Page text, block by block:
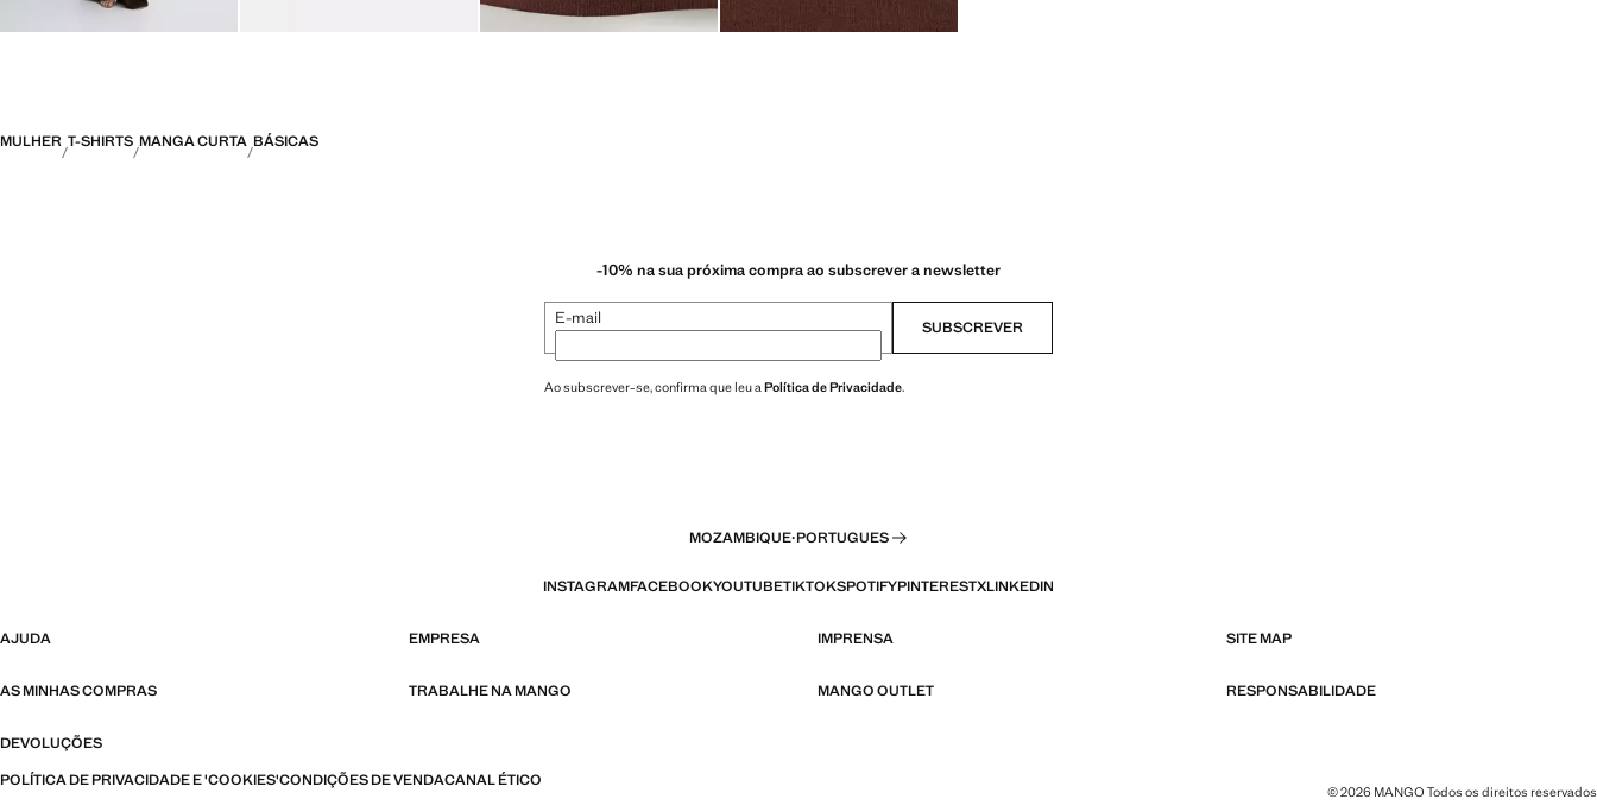
MULHER T-SHIRTS MANGA CURTA BÁSICAS
-10% na sua próxima compra ao subscrever a newsletter
E-mail SUBSCREVER
Ao subscrever-se, confirma que leu aPolítica de Privacidade.
MOZAMBIQUE·PORTUGUES
INSTAGRAMFACEBOOKYOUTUBETIKTOKSPOTIFYPINTERESTXLINKEDIN
AJUDA EMPRESA IMPRENSA SITE MAP
AS MINHAS COMPRAS TRABALHE NA MANGO MANGO OUTLET RESPONSABILIDADE
DEVOLUÇÕES
POLÍTICA DE PRIVACIDADE E 'COOKIES'CONDIÇÕES DE VENDACANAL ÉTICO
© 2026 MANGO Todos os direitos reservados